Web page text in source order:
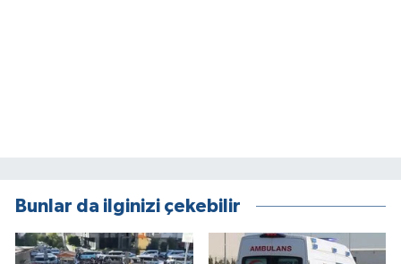
Bunlar da ilginizi çekebilir